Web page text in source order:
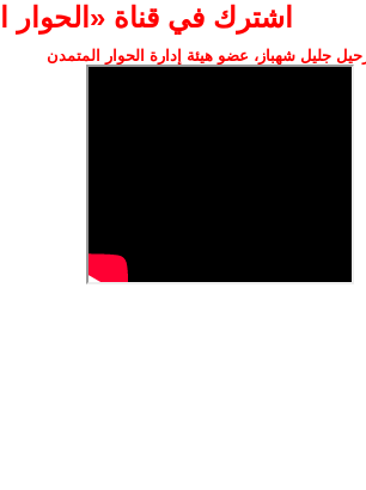
اشترك في قناة ‫«الحوار
جليل شهباز، عضو هيئة إدارة الحوار المتمدن